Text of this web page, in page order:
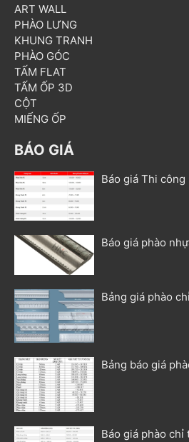
ART WALL
PHÀO LƯNG
KHUNG TRANH
PHÀO GÓC
TẤM FLAT
TẤM ỐP 3D
CỘT
MIẾNG ỐP
BÁO GIÁ
Báo giá Thi công
Báo giá phào
Bảng giá phào
Bảng báo giá
Báo giá phào chỉ